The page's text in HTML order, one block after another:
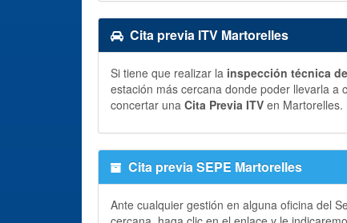
Cita previa ITV Martorelles
Si tiene que realizar la inspección técnica
estación más cercana donde poder llevarla
concertar una Cita Previa ITV en Martorelles.
Cita previa SEPE Martorelles
Ante cualquier gestión en alguna oficina del